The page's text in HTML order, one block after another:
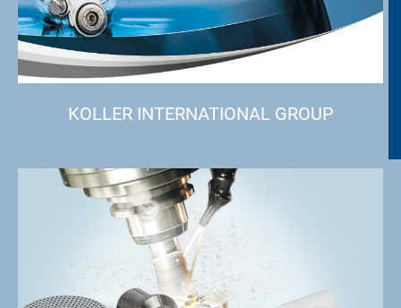
KOLLER INTERNATIONAL GROUP